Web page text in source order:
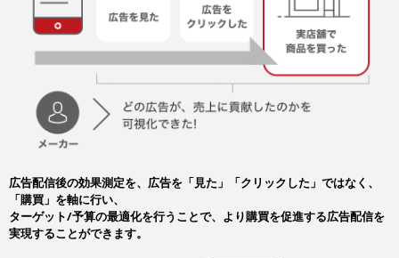
広告配信後の効果測定を、広告を「見た」「クリックした」ではなく、
「購買」を軸に行い、
ターゲット/予算の最適化を行うことで、より購買を促進する広告配信を
実現することができます。